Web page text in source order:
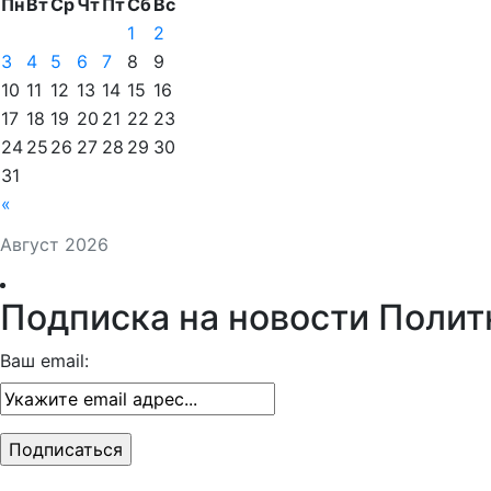
Август 2026
ПнВтСрЧтПтСбВс
«
1
2
3
4 5 6 7 8
9
10 11 12 13 14 15 16
17 18 19 20 21 22 23
24 25 26 27 28 29 30
31
Подписка на новости
Ваш email: